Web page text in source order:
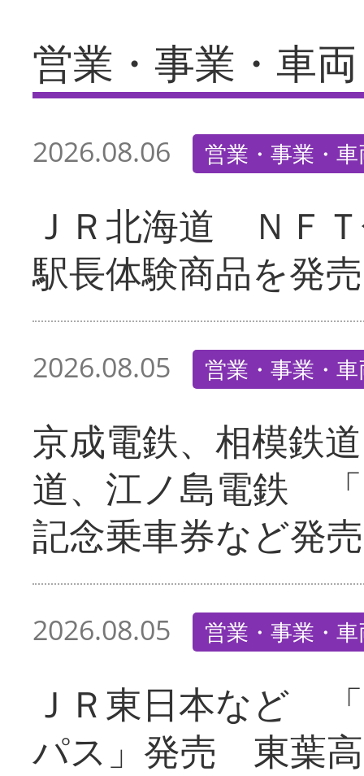
営業・事業・車両
2026.08.06 営業・事業・
ＪＲ北海道 ＮＦ
駅長体験商品を発売
2026.08.05 営業・事業・
京成電鉄、相模鉄
道、江ノ島電鉄
記念乗車券など発売
2026.08.05 営業・事業・
ＪＲ東日本など
パス」発売 東葉